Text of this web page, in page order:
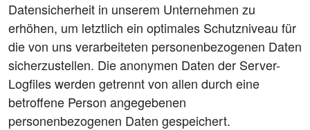
Datensicherheit in unserem Unternehmen zu
erhöhen, um letztlich ein optimales Schutzniveau für
die von uns verarbeiteten personenbezogenen Daten
sicherzustellen. Die anonymen Daten der Server-
Logfiles werden getrennt von allen durch eine
betroffene Person angegebenen
personenbezogenen Daten gespeichert.